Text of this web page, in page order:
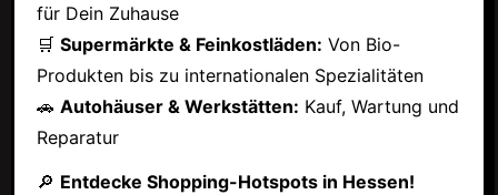
für Dein Zuhause
🛒 Supermärkte & Feinkostläden: Von Bio-
Produkten bis zu internationalen Spezialitäten
🚗 Autohäuser & Werkstätten: Kauf, Wartung und
Reparatur
🔎 Entdecke Shopping-Hotspots in Hessen!